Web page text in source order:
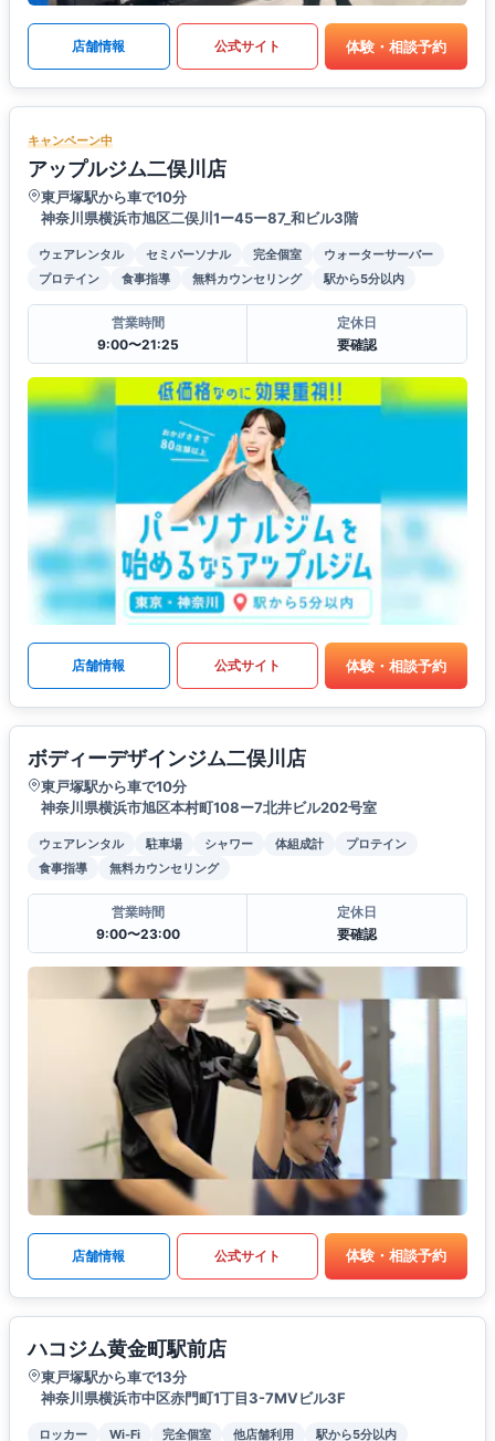
店舗情報 公式サイト 体験・相談予約
キャンペーン中
アップルジム二俣川店
東戸塚駅から車で10分
神奈川県横浜市旭区二俣川1ー45ー87_和ビル3階
ウェアレンタル セミパーソナル 完全個室
ウォーターサーバー
プロテイン
食事指導 無料カウンセリング 駅から5分以内
営業時間
9:00〜21:25
定休日
要確認
店舗情報 公式サイト 体験・相談予約
ボディーデザインジム二俣川店
東戸塚駅から車で10分
神奈川県横浜市旭区本村町108ー7北井ビル202号室
ウェアレンタル 駐車場 シャワー 体組成計
プロテイン
食事指導
無料カウンセリング
営業時間
9:00〜23:00
定休日
要確認
店舗情報 公式サイト 体験・相談予約
ハコジム黄金町駅前店
東戸塚駅から車で13分
神奈川県横浜市中区赤門町1丁目3-7MVビル3F
ロッカー Wi-Fi 完全個室 他店舗利用 駅から5分以内